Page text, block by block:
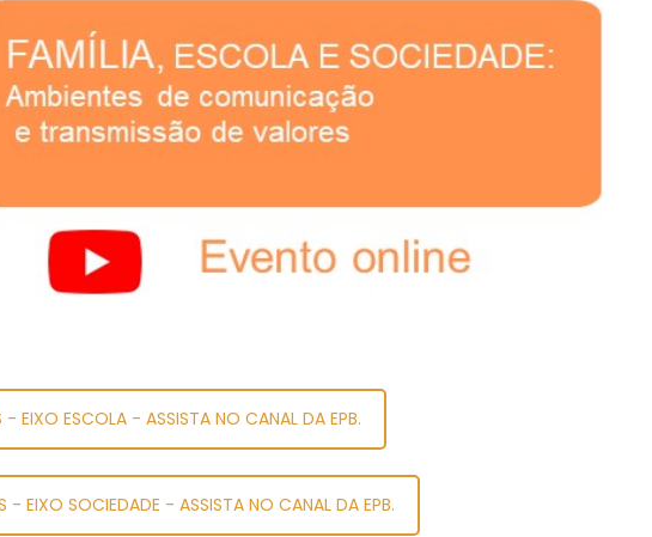
EIXO ESCOLA - ASSISTA NO CANAL DA EPB.
- EIXO SOCIEDADE - ASSISTA NO CANAL DA EPB.